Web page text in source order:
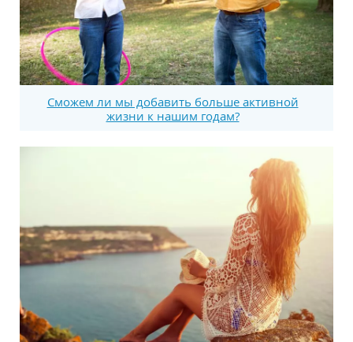
Сможем ли мы добавить больше активной
жизни к нашим годам?